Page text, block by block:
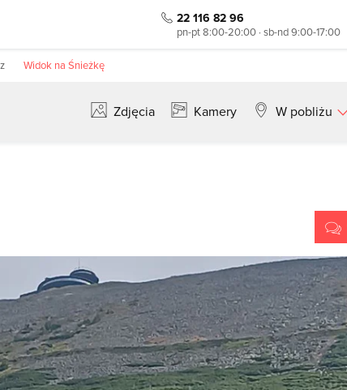
22 116 82 96
pn-pt 8:00-20:00 · sb-nd 9:00-17:00
Widok na Śnieżkę
Zdjęcia Kamery W pobliżu